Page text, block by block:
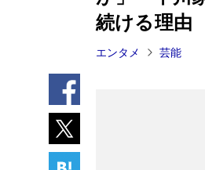
続ける理由
エンタメ 芸能